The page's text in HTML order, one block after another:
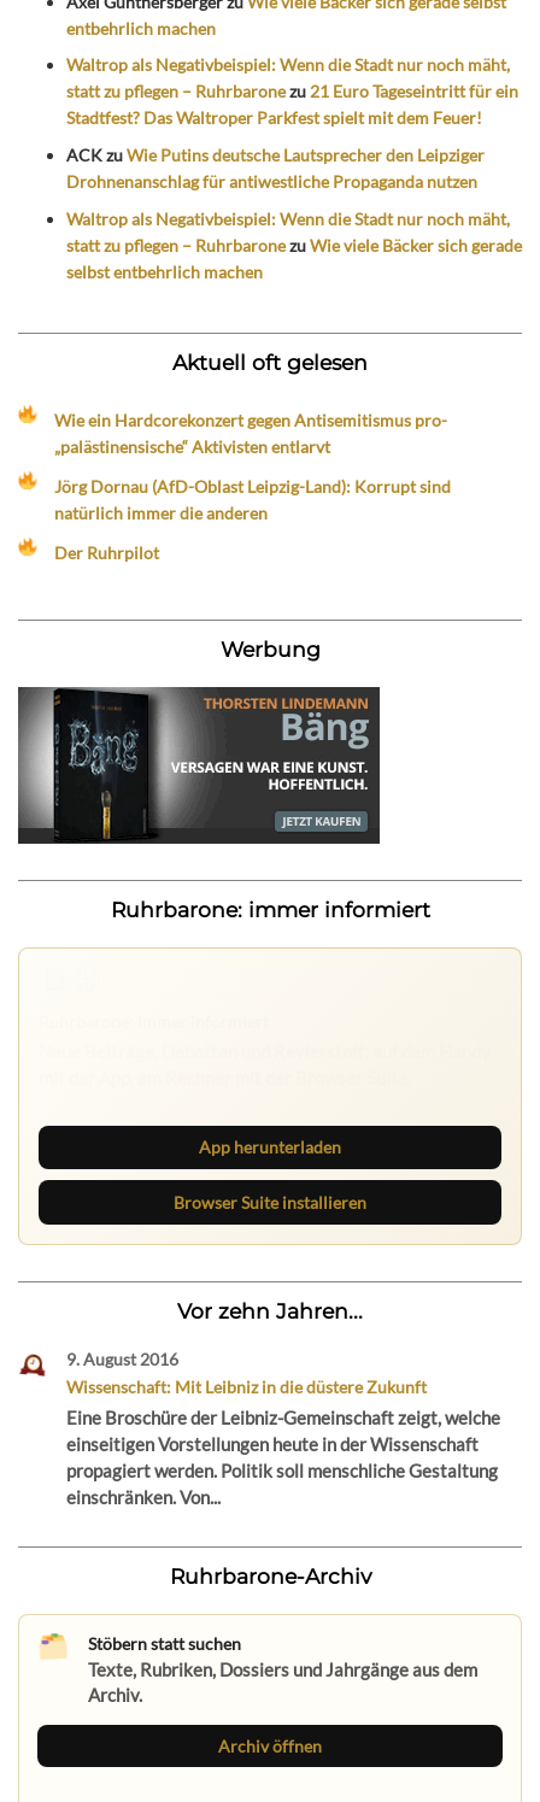
entbehrlich machen
Waltrop als Negativbeispiel: Wenn die Stadt nur noch mäht,
statt zu pflegen – Ruhrbaronezu21 Euro Tageseintritt für ein
Stadtfest? Das Waltroper Parkfest spielt mit dem Feuer!
ACKzuWie Putins deutsche Lautsprecher den Leipziger
Drohnenanschlag für antiwestliche Propaganda nutzen
Waltrop als Negativbeispiel: Wenn die Stadt nur noch mäht,
statt zu pflegen – RuhrbaronezuWie viele Bäcker sich gerade
selbst entbehrlich machen
Aktuell oft gelesen
Wie ein Hardcorekonzert gegen Antisemitismus pro-
„palästinensische“ Aktivisten entlarvt
Jörg Dornau (AfD-Oblast Leipzig-Land): Korrupt sind
natürlich immer die anderen
Der Ruhrpilot
Werbung
Ruhrbarone: immer informiert
App herunterladen
Browser Suite installieren
Vor zehn Jahren...
9. August 2016
Wissenschaft: Mit Leibniz in die düstere Zukunft
Eine Broschüre der Leibniz-Gemeinschaft zeigt, welche
einseitigen Vorstellungen heute in der Wissenschaft
propagiert werden. Politik soll menschliche Gestaltung
einschränken. Von...
Ruhrbarone-Archiv
Stöbern statt suchen
Texte, Rubriken, Dossiers und Jahrgänge aus dem
Archiv.
Archiv öffnen